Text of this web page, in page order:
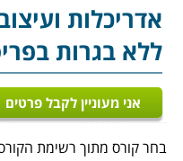
אדריכלות
ללא בגרות
אני מעוניין לקבל פרטים
בחר קורס מתוך רשימת